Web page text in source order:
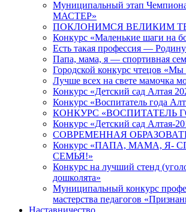
Муниципальный этап
МАСТЕР»
ПОКЛОНИМСЯ ВЕЛИКИМ
Конкурс «Маленькие шаги на
Есть такая профессия —
Папа, мама, я — спортивная
Городской конкурс чтецов «Мы
Лучше всех на свете мамочка
Конкурс «Детский сад Алтая
Конкурс «Воспитатель года
КОНКУРС «ВОСПИТАТЕЛЬ
Конкурс «Детский сад Алтая-
СОВРЕМЕННАЯ
Конкурс «ПАПА, МАМА, Я-
СЕМЬЯ!»
Конкурс на лучший стенд
дошколята»
Муниципальный конкурс
мастерства педагогов